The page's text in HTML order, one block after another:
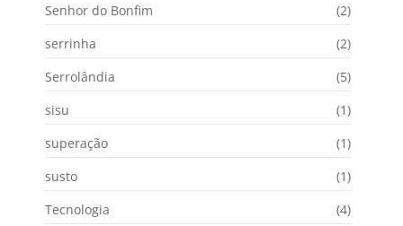
Senhor do Bonfim
(2)
serrinha
(2)
Serrolândia
(5)
sisu
(1)
superação
(1)
susto
(1)
Tecnologia
(4)